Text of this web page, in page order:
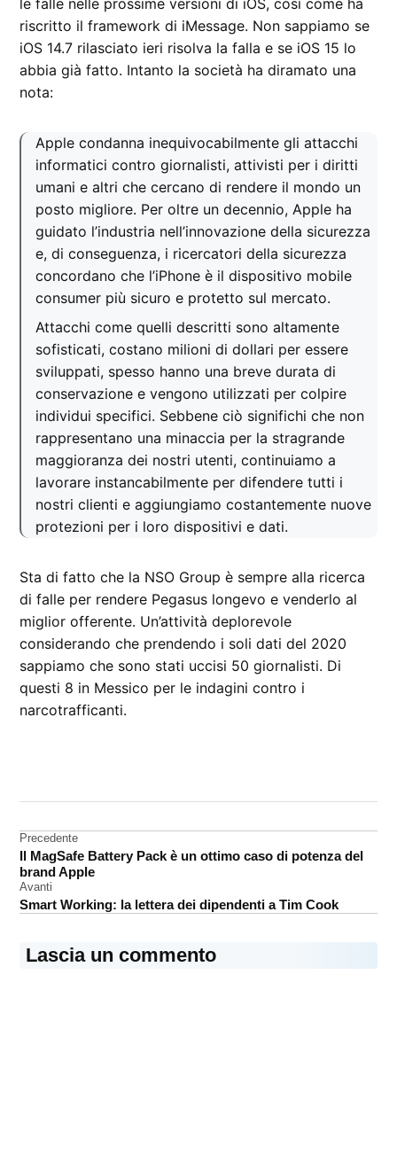
le falle nelle prossime versioni di iOS, così come ha
riscritto il framework di iMessage. Non sappiamo se
iOS 14.7 rilasciato ieri risolva la falla e se iOS 15 lo
abbia già fatto. Intanto la società ha diramato una
nota:
Apple condanna inequivocabilmente gli attacchi
informatici contro giornalisti, attivisti per i diritti
umani e altri che cercano di rendere il mondo un
posto migliore. Per oltre un decennio, Apple ha
guidato l’industria nell’innovazione della sicurezza
e, di conseguenza, i ricercatori della sicurezza
concordano che l’iPhone è il dispositivo mobile
consumer più sicuro e protetto sul mercato.
Attacchi come quelli descritti sono altamente
sofisticati, costano milioni di dollari per essere
sviluppati, spesso hanno una breve durata di
conservazione e vengono utilizzati per colpire
individui specifici. Sebbene ciò significhi che non
rappresentano una minaccia per la stragrande
maggioranza dei nostri utenti, continuiamo a
lavorare instancabilmente per difendere tutti i
nostri clienti e aggiungiamo costantemente nuove
protezioni per i loro dispositivi e dati.
Sta di fatto che la NSO Group è sempre alla ricerca
di falle per rendere Pegasus longevo e venderlo al
miglior offerente. Un’attività deplorevole
considerando che prendendo i soli dati del 2020
sappiamo che sono stati uccisi 50 giornalisti. Di
questi 8 in Messico per le indagini contro i
narcotrafficanti.
Navigazione
articoli
Precedente
Il MagSafe Battery Pack è un ottimo caso di potenza del
brand Apple
Avanti
Smart Working: la lettera dei dipendenti a Tim Cook
Lascia un commento